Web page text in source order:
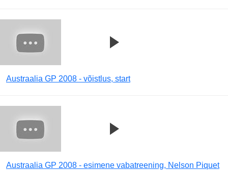
Austraalia GP 2008 - võistlus, start
Austraalia GP 2008 - esimene vabatreening, Nelson Piquet